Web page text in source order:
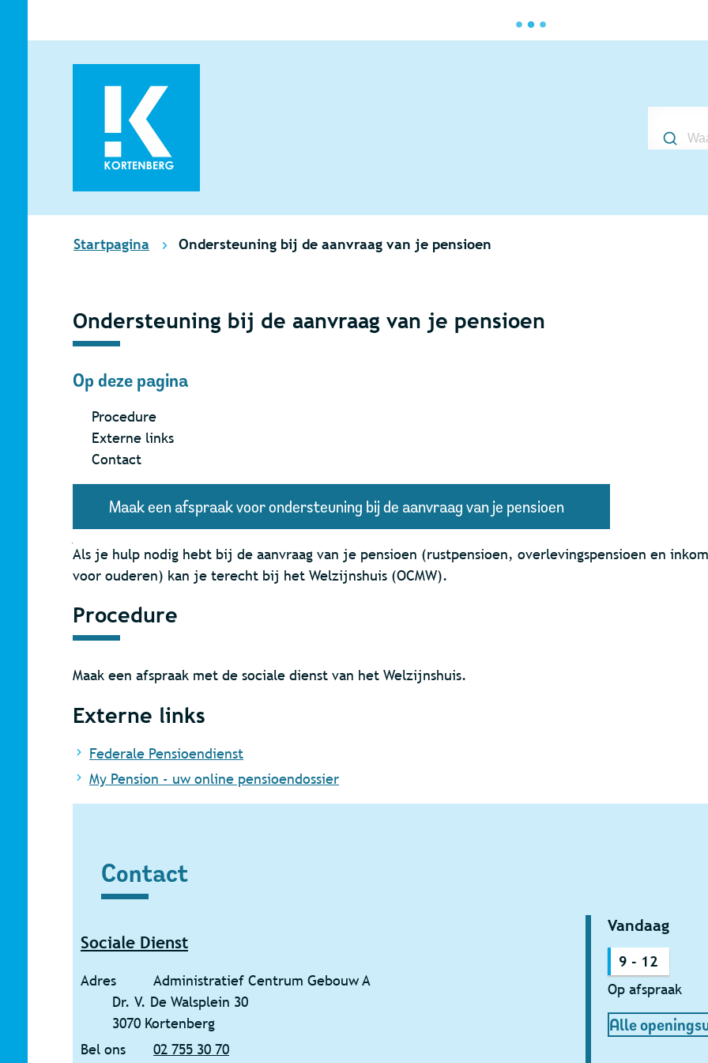
Startpagina Ondersteuning bij de aanvraag van je pensioen
Ondersteuning bij de aanvraag van je pensioen
Op deze pagina
Procedure
Externe links
Contact
Maak een afspraak voor ondersteuning bij de aanvraag van je pensioen
Inhoud
Als je hulp nodig hebt bij de aanvraag van je pensioen (rustpensioen, overlevingspensioen en
voor ouderen) kan je terecht bij het Welzijnshuis (OCMW).
Procedure
Maak een afspraak met de sociale dienst van het Welzijnshuis.
Externe links
Federale Pensioendienst
My Pension - uw online pensioendossier
Contact
Sociale Dienst
Adres
Administratief Centrum Gebouw A
Dr. V. De Walsplein 30
,
3070 Kortenberg
Bel ons
02 755 30 70
Vandaag
9 - 12
Op afspraak
Alle